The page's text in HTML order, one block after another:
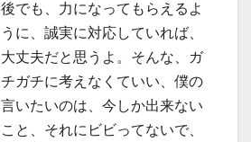
後でも、力になってもらえるよ
うに、誠実に対応していれば、
大丈夫だと思うよ。そんな、ガ
チガチに考えなくていい、僕の
言いたいのは、今しか出来ない
こと、それにビビってないで、